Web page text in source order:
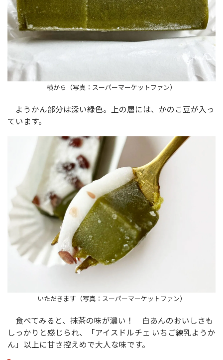
横から（写真：スーパーマーケットファン）
ようかん部分は深い緑色。上の層には、かのこ豆が入っ
ています。
いただきます（写真：スーパーマーケットファン）
食べてみると、抹茶の味が濃い！ 白あんのおいしさも
しっかりと感じられ、「アイスドルチェ いちご練乳ようか
ん」以上に甘さ控えめで大人な味です。